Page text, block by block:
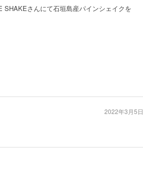
さんにて石垣島産パインシェイクを
2022年3月5日